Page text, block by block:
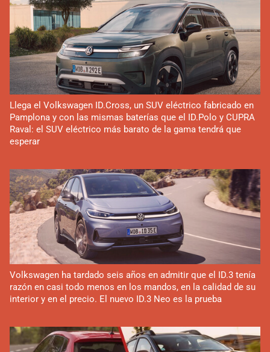
Llega el Volkswagen ID.Cross, un SUV eléctrico fabricado en
Pamplona y con las mismas baterías que el ID.Polo y CUPRA
Raval: el SUV eléctrico más barato de la gama tendrá que
esperar
Volkswagen ha tardado seis años en admitir que el ID.3 tenía
razón en casi todo menos en los mandos, en la calidad de su
interior y en el precio. El nuevo ID.3 Neo es la prueba